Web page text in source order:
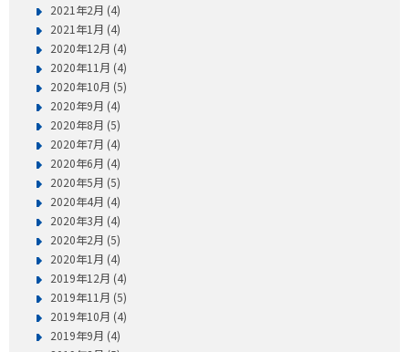
2021年2月 (4)
2021年1月 (4)
2020年12月 (4)
2020年11月 (4)
2020年10月 (5)
2020年9月 (4)
2020年8月 (5)
2020年7月 (4)
2020年6月 (4)
2020年5月 (5)
2020年4月 (4)
2020年3月 (4)
2020年2月 (5)
2020年1月 (4)
2019年12月 (4)
2019年11月 (5)
2019年10月 (4)
2019年9月 (4)